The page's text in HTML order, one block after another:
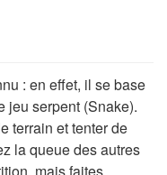
: en effet, il se base
jeu serpent (Snake).
terrain et tenter de
la queue des autres